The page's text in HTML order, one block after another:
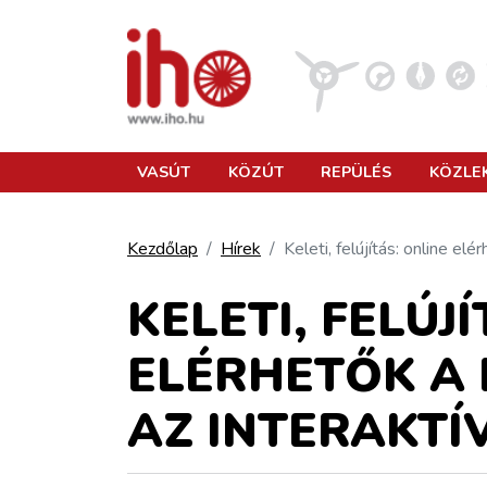
KÖZLEKEDÉSFEJLESZTÉS
ELLÁTÁSI LÁNC
VASÚT KÖZÚT REPÜLÉS
Kezdőlap Hírek Keleti, felújítás: online
KELETI,
ELÉRHETŐK A
AZ